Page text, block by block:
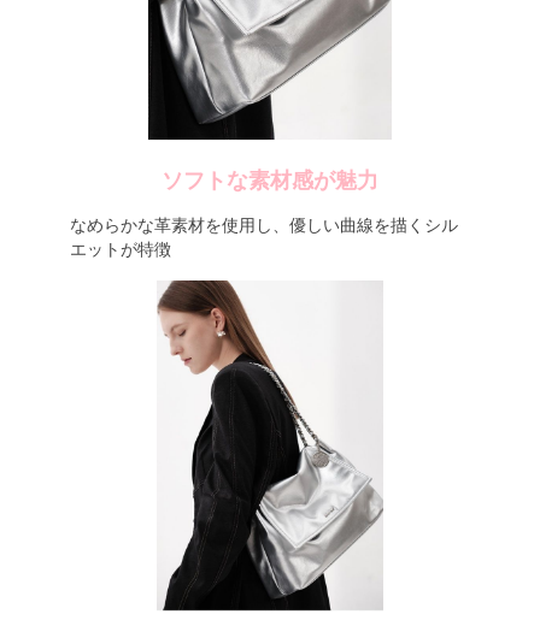
ソフトな素材感が魅力
なめらかな革素材を使用し、優しい曲線を描くシル
エットが特徴